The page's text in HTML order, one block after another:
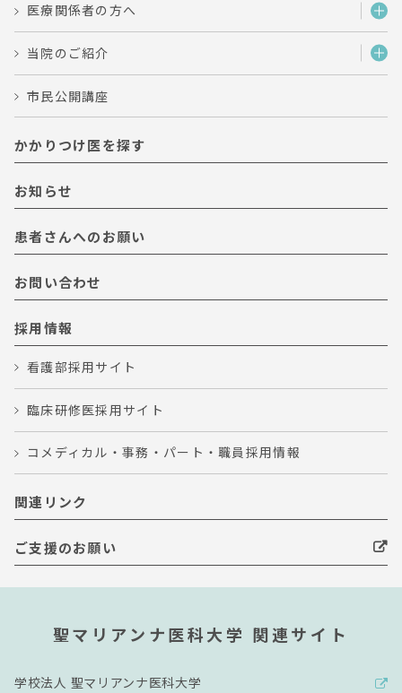
医療関係者の方へ
当院のご紹介
市民公開講座
かかりつけ医を探す
お知らせ
患者さんへのお願い
お問い合わせ
採用情報
看護部採用サイト
臨床研修医採用サイト
コメディカル・事務・パート・職員採用情報
関連リンク
ご支援のお願い
聖マリアンナ医科大学 関連サイト
学校法人 聖マリアンナ医科大学